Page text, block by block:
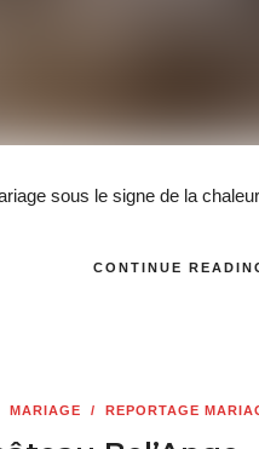
sous le signe de la
CONTINUE
MARIAGE / REPORTAGE